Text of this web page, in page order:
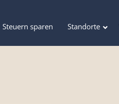
Steuern sparen Standorte